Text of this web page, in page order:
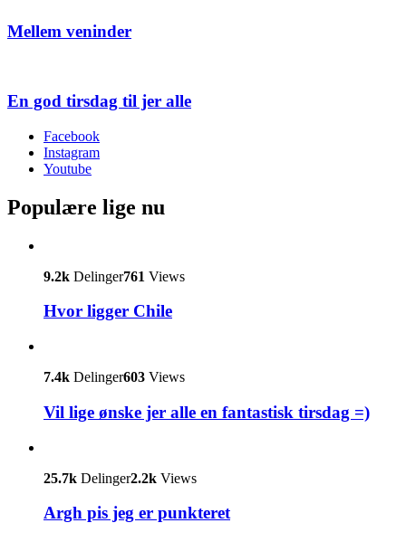
Mellem veninder
En god tirsdag til jer alle
Facebook
Instagram
Youtube
Populære lige nu
9.2k Delinger761 Views
Hvor ligger Chile
7.4k Delinger603 Views
Vil lige ønske jer alle en fantastisk tirsdag =)
25.7k Delinger2.2k Views
Argh pis jeg er punkteret